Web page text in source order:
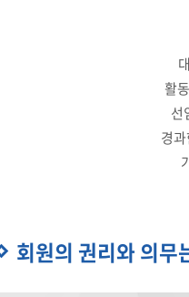
활
선
경
회원의 권리와 의무